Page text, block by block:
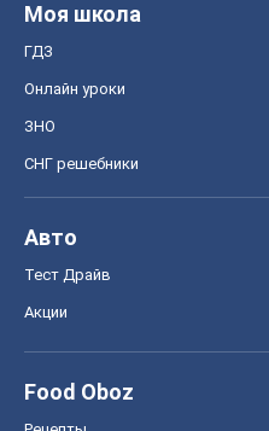
Моя школа
ГДЗ
Онлайн уроки
ЗНО
СНГ решебники
Авто
Тест Драйв
Акции
Food Oboz